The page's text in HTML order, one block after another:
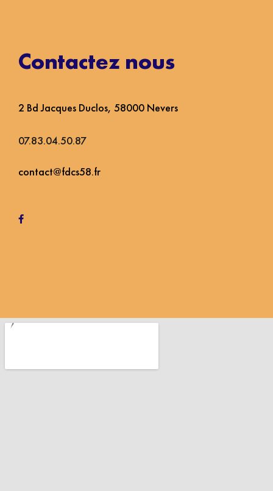
Contactez nous
2 Bd Jacques Duclos, 58000 Nevers
07.83.04.50.87
contact@fdcs58.fr